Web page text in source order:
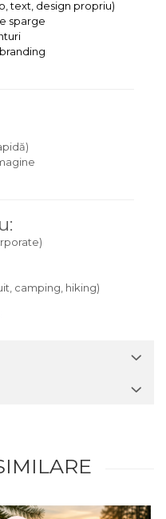
text, design propriu)
sparge
camping, hiking)